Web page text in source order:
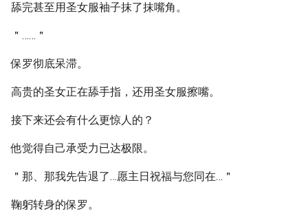
舔完甚至用圣女服袖子抹了抹嘴角。
＂……＂
保罗彻底呆滞。
高贵的圣女正在舔手指，还用圣女服擦嘴。
接下来还会有什么更惊人的？
他觉得自己承受力已达极限。
＂那、那我先告退了…愿主日祝福与您同在…＂
鞠躬转身的保罗。